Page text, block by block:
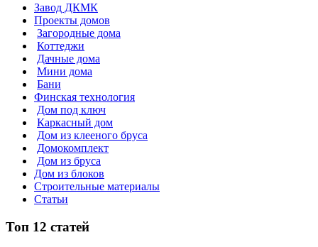
Завод ДКМК
Проекты домов
Загородные дома
Коттеджи
Дачные дома
Мини дома
Бани
Финская технология
Дом под ключ
Каркасный дом
Дом из клееного бруса
Домокомплект
Дом из бруса
Дом из блоков
Строительные материалы
Статьи
Топ 12 статей